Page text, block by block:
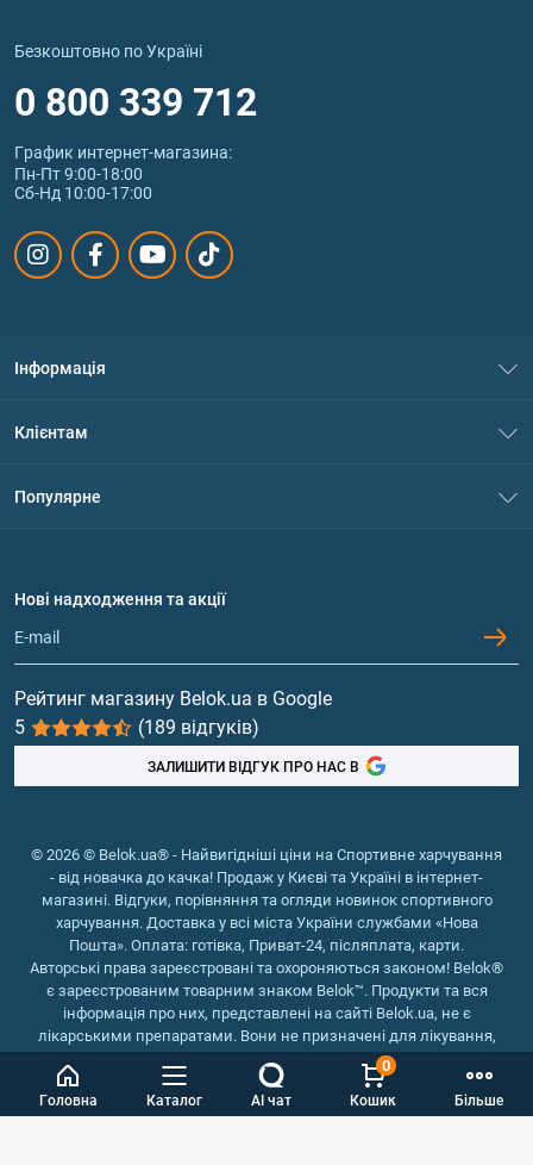
Головна Каталог AI чат Кошик
0
Більше
Безкоштовно по Україні
0 800 339 712
График интернет‑магазина:
Пн-Пт 9:00-18:00
Сб-Нд 10:00-17:00
Інформація
Політика конфіденційності
Обмін та повернення
Клієнтам
Популярне
Протеїн
Гейнери
Вітаміни та мінерали
Риб'ячий жир, жирні кислоти
Нові надходження та акції
Рейтинг магазину Belok.ua в Google
5
(189 відгуків)
ЗАЛИШИТИ ВІДГУК ПРО НАС В
© 2026 © Belok.ua® - Найвигідніші ціни на Спортивне харчування
- від новачка до качка! Продаж у Києві та Україні в інтернет-
магазині. Відгуки, порівняння та огляди новинок спортивного
харчування. Доставка у всі міста України службами «Нова
Пошта». Оплата: готівка, Приват-24, післяплата, карти.
Авторські права зареєстровані та охороняються законом! Belok®
є зареєстрованим товарним знаком Belok™. Продукти та вся
інформація про них, представлені на сайті Belok.ua, не є
лікарськими препаратами. Вони не призначені для лікування,
зняття симптомів та запобігання хворобам.
Інтернет магазин Belok.ua
Інтернет магазин спортивного
харчування